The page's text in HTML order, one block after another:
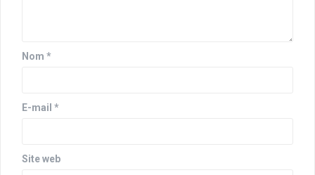
Nom *
E-mail *
Site web